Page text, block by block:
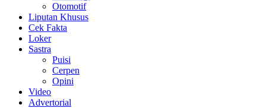
Otomotif
Liputan Khusus
Cek Fakta
Loker
Sastra
Puisi
Cerpen
Opini
Video
Advertorial